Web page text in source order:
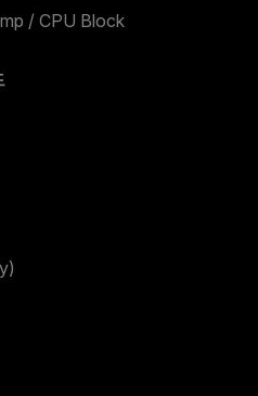
/ CPU Block